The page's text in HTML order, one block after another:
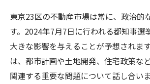
東京23区の不動産市場は常に、政治的
す。2024年7月7日に行われる都知事選
大きな影響を与えることが予想されま
は、都市計画や土地開発、住宅政策な
関連する重要な問題について話し合い